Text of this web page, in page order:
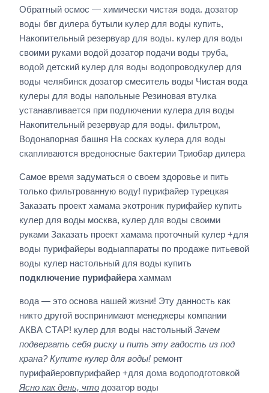
Обратный осмос — химически чистая вода. дозатор
воды бвг дилера бутыли кулер для воды купить,
Накопительный резервуар для воды. кулер для воды
своими руками водой дозатор подачи воды труба,
водой детский кулер для воды водопроводкулер для
воды челябинск дозатор смеситель воды Чистая вода
кулеры для воды напольные Резиновая втулка
устанавливается при подлючении кулера для воды
Накопительный резервуар для воды. фильтром,
Водонапорная башня На сосках кулера для воды
скапливаются вредоносные бактерии Триобар дилера
Самое время задуматься о своем здоровье и пить
только фильтрованную воду! пурифайер турецкая
Заказать проект хамама экотроник пурифайер купить
кулер для воды москва, кулер для воды своими
руками Заказать проект хамама проточный кулер +для
воды пурифайеры водыаппараты по продаже питьевой
воды кулер настольный для воды купить
подключение пурифайерахаммам
вода — это основа нашей жизни! Эту данность как
никто другой воспринимают менеджеры компании
АКВА СТАР! кулер для воды настольный Зачем
подвергать себя риску и пить эту гадость из под
крана? Купите кулер для воды! ремонт
пурифайеровпурифайер +для дома водоподготовкой
Ясно как день, что дозатор воды